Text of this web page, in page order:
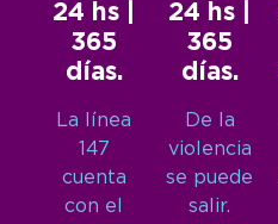
24 hs |
365
días.
La línea
147
cuenta
con el
24 hs |
365
días.
De la
violencia
se puede
salir.